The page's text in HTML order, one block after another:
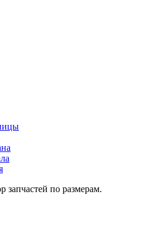
запчастей по размерам.